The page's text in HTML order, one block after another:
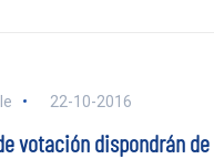
22-10-2016
votación dispondrán de